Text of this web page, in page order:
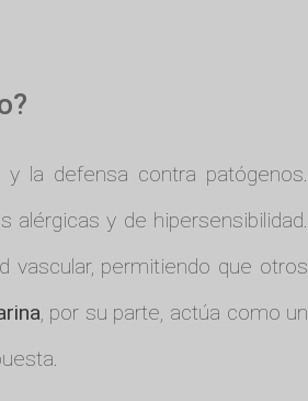
la defensa contra patógenos.
alérgicas y de hipersensibilidad.
vascular, permitiendo que otros
, por su parte, actúa como un